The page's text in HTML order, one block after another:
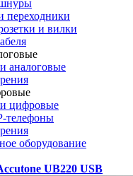
переходники
и вилки
аналоговые
цифровые
телефоны
оборудование
UB220 USB